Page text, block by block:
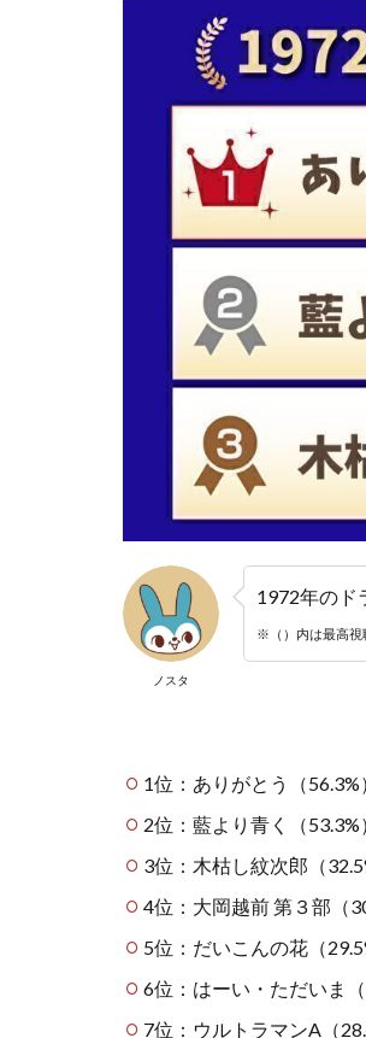
ノスタ
1972年のド
※（）内は最高視
1位：ありがとう（56.3%
2位：藍より青く（53.3%
3位：木枯し紋次郎（
4位：大岡越前 第３部（
5位：だいこんの花（
6位：はーい・ただいま（
7位：ウルトラマンA（